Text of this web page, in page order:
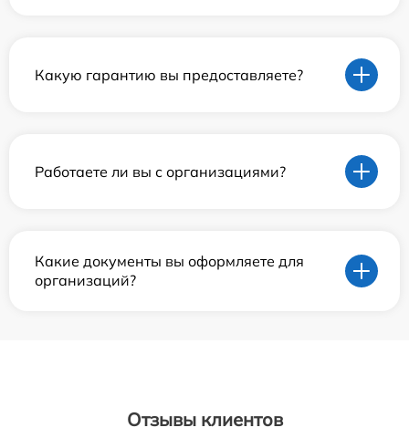
Какую гарантию вы предоставляете?
Работаете ли вы с организациями?
Какие документы вы оформляете для
организаций?
Отзывы клиентов